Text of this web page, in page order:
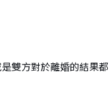
雙方對於離婚的結果都